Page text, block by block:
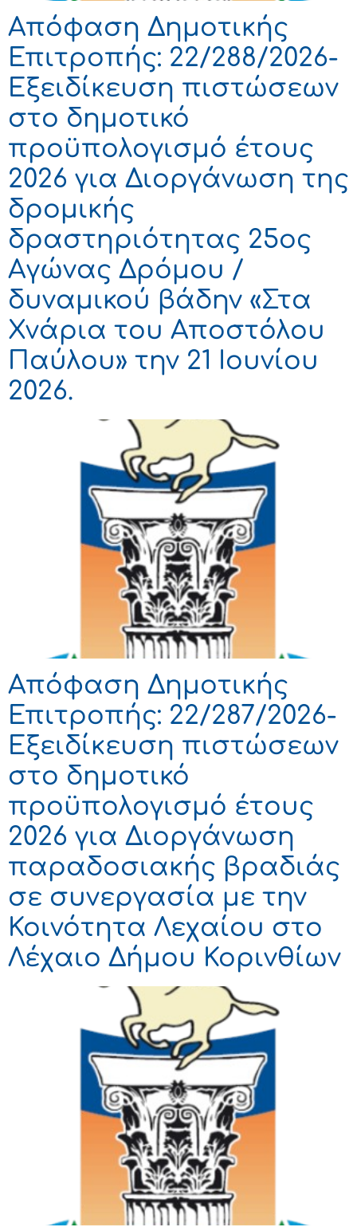
Απόφαση Δημοτικής
Επιτροπής: 22/288/2026-
Εξειδίκευση πιστώσεων
στο δημοτικό
προϋπολογισμό έτους
2026 για Διοργάνωση της
δρομικής
δραστηριότητας 25ος
Αγώνας Δρόμου /
δυναμικού βάδην «Στα
Χνάρια του Αποστόλου
Παύλου» την 21 Ιουνίου
2026.
Απόφαση Δημοτικής
Επιτροπής: 22/287/2026-
Εξειδίκευση πιστώσεων
στο δημοτικό
προϋπολογισμό έτους
2026 για Διοργάνωση
παραδοσιακής βραδιάς
σε συνεργασία με την
Κοινότητα Λεχαίου στο
Λέχαιο Δήμου Κορινθίων